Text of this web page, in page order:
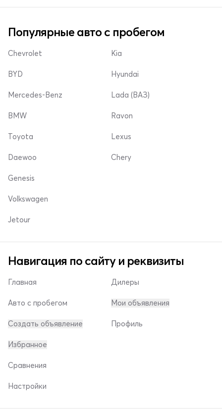
Популярные авто с пробегом
Chevrolet
BYD
Mercedes-Benz
Kia
Hyundai
Lada (ВАЗ)
BMW
Toyota
Daewoo
Ravon
Lexus
Chery
Genesis
Volkswagen
Jetour
Навигация по сайту и реквизиты
Главная
Авто с пробегом
Создать объявление
Дилеры
Мои объявления
Профиль
Избранное
Сравнения
Настройки